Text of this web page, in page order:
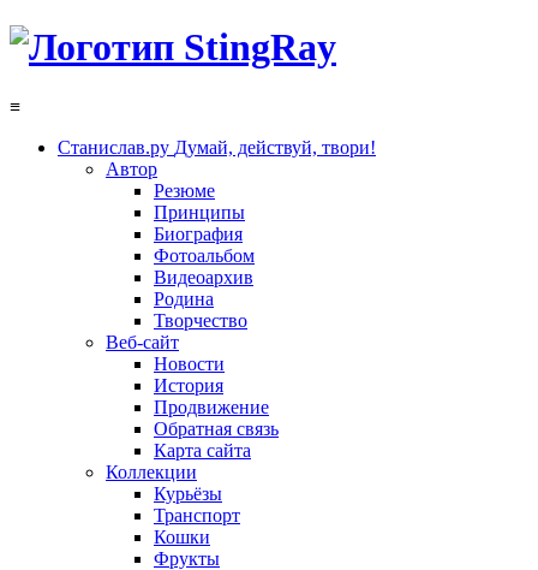
≡
Станислав.ру Думай, действуй, твори!
Автор
Резюме
Принципы
Биография
Фотоальбом
Видеоархив
Родина
Творчество
Веб-сайт
Новости
История
Продвижение
Обратная связь
Карта сайта
Коллекции
Курьёзы
Транспорт
Кошки
Фрукты